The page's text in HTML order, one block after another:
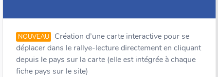
NOUVEAU
Création d’une carte interactive pour se
déplacer dans le rallye-lecture directement en cliquant
depuis le pays sur la carte (elle est intégrée à chaque
fiche pays sur le site)